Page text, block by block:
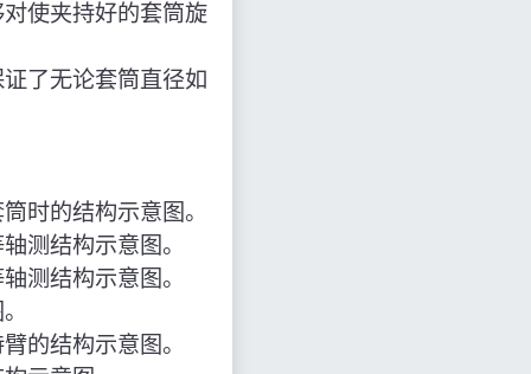
使夹持好的套筒旋
了无论套筒直径如
时的结构示意图。
测结构示意图。
测结构示意图。
的结构示意图。